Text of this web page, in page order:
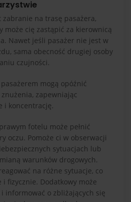
zabranie na trasę pasażera,
może cię zastąpić za kierownicą
Nawet jeśli pasażer nie jest w
sama obecność drugiej osoby
czujności.
mogą opóźnić
zapewniając
i koncentrację.
fotelu może pełnić
oczu. Pomoże ci w obserwacji
sytuacjach lub
warunków drogowych.
na różne sytuacje, co
fizycznie. Dodatkowy może
informować o zbliżających się